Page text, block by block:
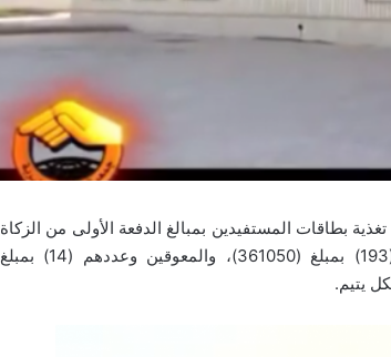
بطاقات المستفيدين بمبالغ الدفعة الأولى من الزكاة
لهذا العام كالتالي: الأسر والأرامل والمطلقات وعددهم (193) بمبلغ (361050)، والمعوقين وعددهم (14) بمبلغ